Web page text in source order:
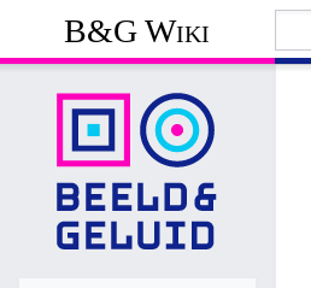
B&G Wiki